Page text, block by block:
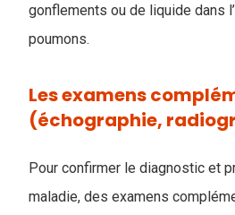
gonflements ou de liquide dans
poumons.
Les examens
(échographie,
Pour confirmer le diagnostic et
maladie, des examens